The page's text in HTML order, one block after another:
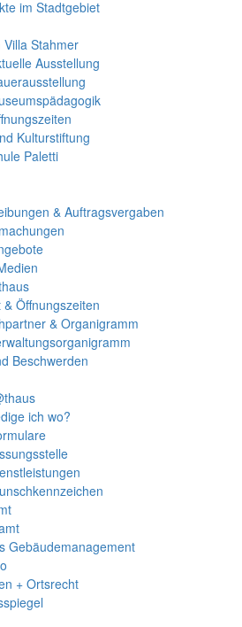
im Stadtgebiet
Villa Stahmer
Ausstellung
Kulturstiftung
Paletti
& Auftragsvergaben
Öffnungszeiten
& Organigramm
Beschwerden
ich wo?
Gebäudemanagement
+ Ortsrecht